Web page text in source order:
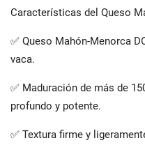
Características del Queso
✅ Queso Mahón-Menorca
vaca.
✅ Maduración de más de
profundo y potente.
✅ Textura firme y